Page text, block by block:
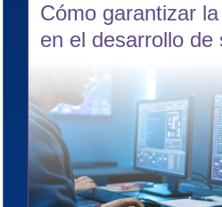
Cómo garantizar
en el desarrollo de